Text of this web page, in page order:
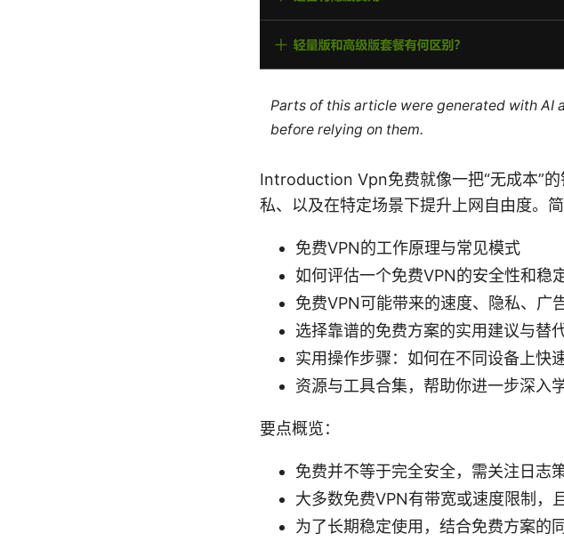
Parts of this article were generated with AI
before relying on them.
Introduction Vpn免费就像一把“无成本”
私、以及在特定场景下提升上网自由度。简
免费VPN的工作原理与常见模式
如何评估一个免费VPN的安全性和稳
免费VPN可能带来的速度、隐私、广
选择靠谱的免费方案的实用建议与替
实用操作步骤：如何在不同设备上快
资源与工具合集，帮助你进一步深入
要点概览：
免费并不等于完全安全，需关注日志
大多数免费VPN有带宽或速度限制，
为了长期稳定使用，结合免费方案的